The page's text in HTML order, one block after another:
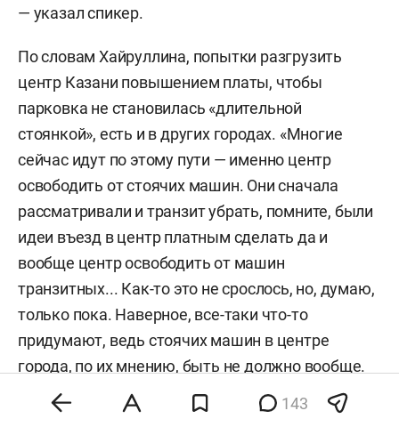
— указал спикер.
По словам Хайруллина, попытки разгрузить
центр Казани повышением платы, чтобы
парковка не становилась «длительной
стоянкой», есть и в других городах. «Многие
сейчас идут по этому пути — именно центр
освободить от стоячих машин. Они сначала
рассматривали и транзит убрать, помните, были
идеи въезд в центр платным сделать да и
вообще центр освободить от машин
транзитных... Как-то это не срослось, но, думаю,
только пока. Наверное, все-таки что-то
придумают, ведь стоячих машин в центре
города, по их мнению, быть не должно вообще.
Только так: час-два — и все, уехал, и нечего там
делать», — добавил представитель ФАР в
143